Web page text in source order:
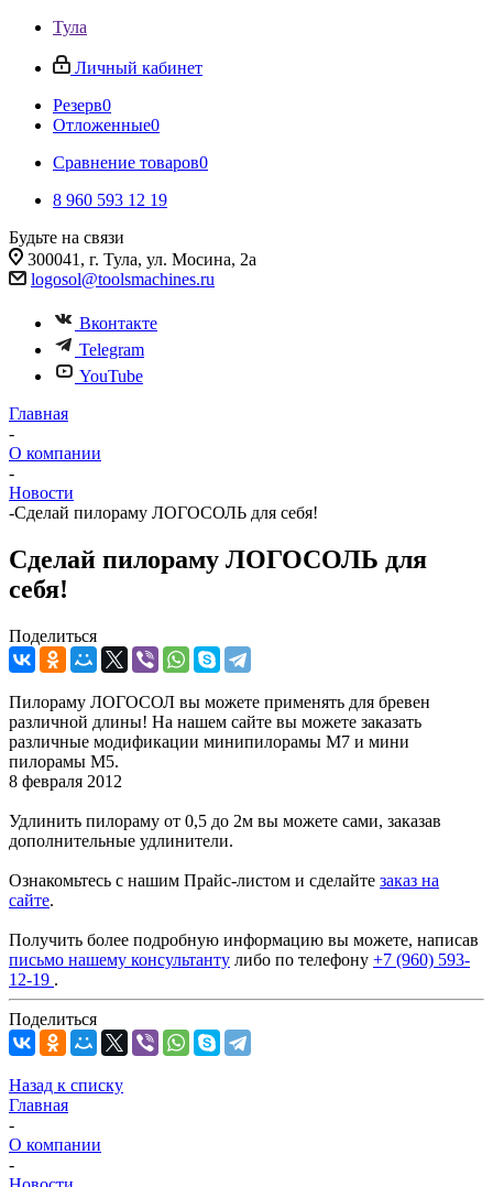
Тула
Личный кабинет
Резерв0
Отложенные0
Сравнение товаров0
8 960 593 12 19
Будьте на связи
300041, г. Тула, ул. Мосина, 2а
logosol@toolsmachines.ru
Вконтакте
Telegram
YouTube
Главная
-
О компании
-
Новости
-Сделай пилораму ЛОГОСОЛЬ для себя!
Сделай пилораму ЛОГОСОЛЬ для
себя!
Поделиться
Пилораму ЛОГОСОЛ вы можете применять для бревен
различной длины! На нашем сайте вы можете заказать
различные модификации минипилорамы М7 и мини
пилорамы М5.
8 февраля 2012
Удлинить пилораму от 0,5 до 2м вы можете сами, заказав
дополнительные удлинители.
Ознакомьтесь с нашим Прайс-листом и сделайте заказ на
сайте.
Получить более подробную информацию вы можете, написав
письмо нашему консультанту либо по телефону +7 (960) 593-
12-19 .
Поделиться
Назад к списку
Главная
-
О компании
-